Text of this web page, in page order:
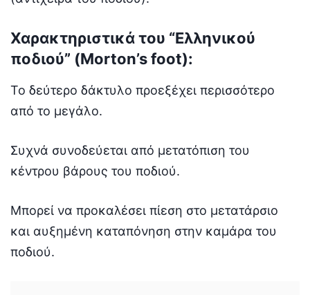
Χαρακτηριστικά του “Ελληνικού
ποδιού” (Morton’s foot):
Το δεύτερο δάκτυλο προεξέχει περισσότερο
από το μεγάλο.
Συχνά συνοδεύεται από μετατόπιση του
κέντρου βάρους του ποδιού.
Μπορεί να προκαλέσει πίεση στο μετατάρσιο
και αυξημένη καταπόνηση στην καμάρα του
ποδιού.